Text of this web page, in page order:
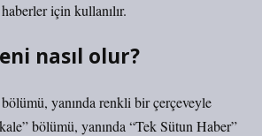
için kullanılır.
nasıl olur?
yanında renkli bir çerçeveyle
bölümü, yanında “Tek Sütun Haber”